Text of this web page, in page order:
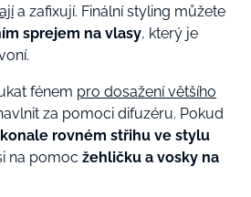
a zafixují. Finální styling můžete
sprejem na vlasy, který je
fénem pro dosažení většího
za pomoci difuzéru. Pokud
rovném střihu ve stylu
na pomoc žehličku a vosky na